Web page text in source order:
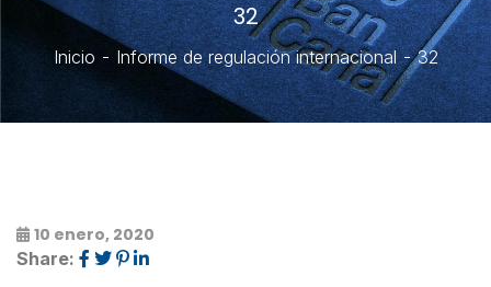
32
Inicio Informe de regulación internacional 32
10 enero, 2020
Share: